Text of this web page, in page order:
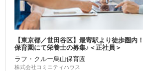
【東京都／世田谷区】最寄駅より徒歩圏
保育園にて栄養士の募集♪＜正社員＞
ラフ・クルー烏山保育園
株式会社コミニティハウス